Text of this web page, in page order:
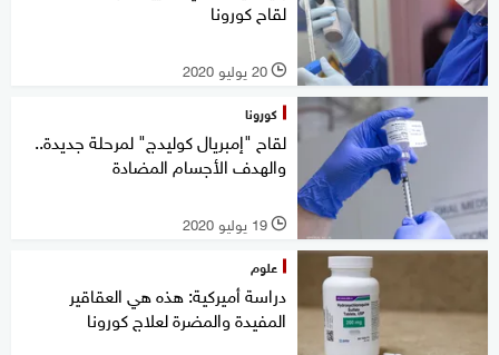
لقاح كورونا
l 20 يوليو 2020
كورونا
لقاح "إمبريال كوليدج" لمرحلة جديدة..
والهدف الأجسام المضادة
l 19 يوليو 2020
علوم
دراسة أميركية: هذه هي العقاقير
المفيدة والمضرة لعلاج كورونا